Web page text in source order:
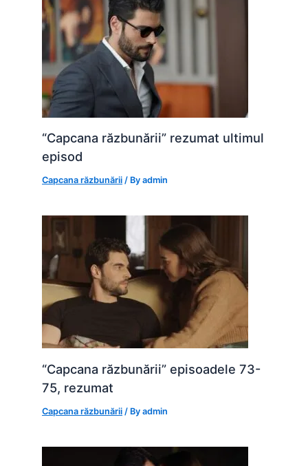
“Capcana răzbunării” rezumat ultimul
episod
Capcana răzbunării / Byadmin
“Capcana răzbunării” episoadele 73-
75, rezumat
Capcana răzbunării / Byadmin